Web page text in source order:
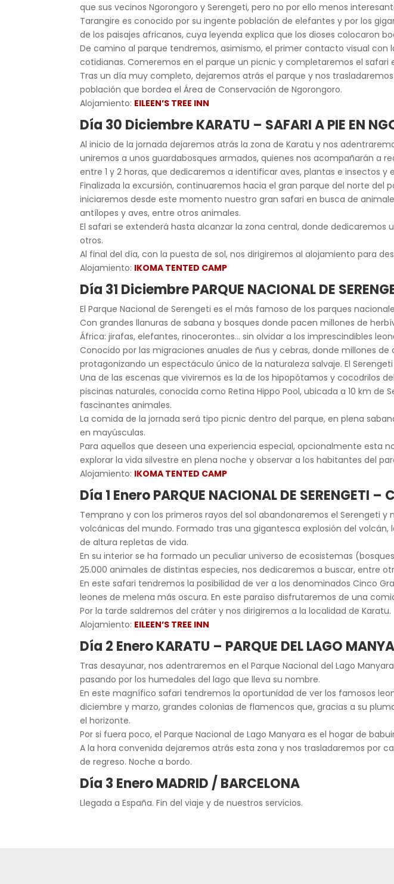
que sus vecinos Ngorongoro y Serengeti, pero no por ello menos
Tarangire es conocido por su ingente población de elefantes y por los
de los paisajes africanos, cuya leyenda explica que los dioses colocaron
De camino al parque tendremos, asimismo, el primer contacto visual
cotidianas. Comeremos en el parque un picnic y completaremos el safari
Tras un día muy completo, dejaremos atrás el parque y nos
población que bordea el Área de Conservación de Ngorongoro.
Alojamiento: EILEEN’S TREE INN
Día 30 Diciembre KARATU – SAFARI A PIE EN
Al inicio de la jornada dejaremos atrás la zona de Karatu y nos
uniremos a unos guardabosques armados, quienes nos acompañarán a
entre 1 y 2 horas, que dedicaremos a identificar aves, plantas e insectos
Finalizada la excursión, continuaremos hacia el gran parque del norte del
iniciaremos desde este momento nuestro gran safari en busca de
antílopes y aves, entre otros animales.
El safari se extenderá hasta alcanzar la zona central, donde
otros.
Al final del día, con la puesta de sol, nos dirigiremos al alojamiento para
Alojamiento: IKOMA TENTED CAMP
Día 31 Diciembre PARQUE NACIONAL DE
El Parque Nacional de Serengeti es el más famoso de los parques
Con grandes llanuras de sabana y bosques donde pacen millones de
África: jirafas, elefantes, rinocerontes… sin olvidar a los imprescindibles
Conocido por las migraciones anuales de ñus y cebras, donde millones
protagonizando un espectáculo único de la naturaleza salvaje. El
Una de las escenas que viviremos es la de los hipopótamos y cocodrilos
piscinas naturales, conocida como Retina Hippo Pool, ubicada a 10 km
fascinantes animales.
La comida de la jornada será tipo picnic dentro del parque, en plena
en mayúsculas.
Para aquellos que deseen una experiencia especial, opcionalmente esta
explorar la vida silvestre en plena noche y observar a los habitantes del
Alojamiento: IKOMA TENTED CAMP
Día 1 Enero PARQUE NACIONAL DE SERENGETI –
Temprano y con los primeros rayos del sol abandonaremos el Serengeti
volcánicas del mundo. Formado tras una gigantesca explosión del
de altura repletas de vida.
En su interior se ha formado un peculiar universo de ecosistemas
25.000 animales de distintas especies, nos dedicaremos a buscar, entre
En este safari tendremos la posibilidad de ver a los denominados Cinco
leones de melena más oscura. En este paraíso disfrutaremos de una
Por la tarde saldremos del cráter y nos dirigiremos a la localidad de Karatu.
Alojamiento: EILEEN’S TREE INN
Día 2 Enero KARATU – PARQUE DEL LAGO
Tras desayunar, nos adentraremos en el Parque Nacional del Lago
pasando por los humedales del lago que lleva su nombre.
En este magnífico safari tendremos la oportunidad de ver los famosos
diciembre y marzo, grandes colonias de flamencos que, gracias a su
el horizonte.
Por si fuera poco, el Parque Nacional de Lago Manyara es el hogar de
A la hora convenida dejaremos atrás esta zona y nos trasladaremos por
de regreso. Noche a bordo.
Día 3 Enero MADRID / BARCELONA
Llegada a España. Fin del viaje y de nuestros servicios.